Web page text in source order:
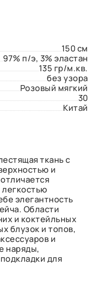
150 см
97% п/э, 3% эластан
135 гр/м.кв.
без узора
Розовый мягкий
30
Китай
ткань с
и
элегантность
Области
и коктейльных
блузок и топов,
и
наряды,
для